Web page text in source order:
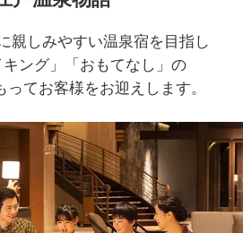
親しみやすい温泉宿を目指し
キング」「おもてなし」の
てお客様をお迎えします。